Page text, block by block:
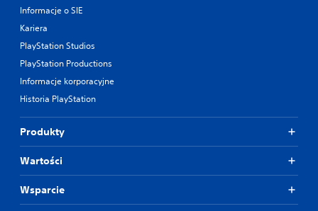
Informacje o SIE
Kariera
PlayStation Studios
PlayStation Productions
Informacje korporacyjne
Historia PlayStation
Produkty
Wartości
Wsparcie